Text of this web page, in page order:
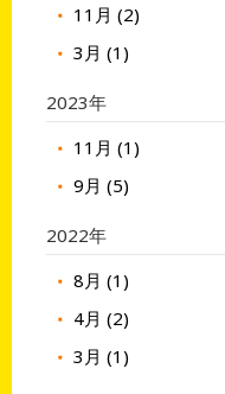
11月 (2)
3月 (1)
2023年
11月 (1)
9月 (5)
2022年
8月 (1)
4月 (2)
3月 (1)